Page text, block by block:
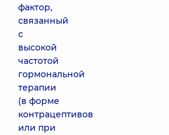
фактор,
связанный
с
высокой
частотой
гормональной
терапии
(в форме
контрацептивов
или при